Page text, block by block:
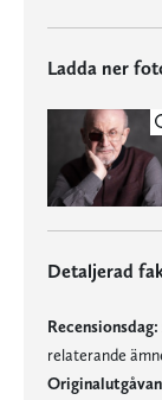
Ladda ner
Detaljerad
Recensionsdag:
relaterande